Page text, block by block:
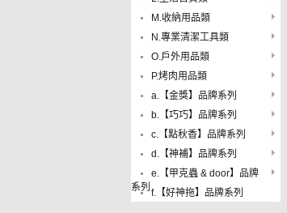
M.收納用品類
N.專業清潔工具類
O.戶外用品類
P.烤肉用品類
a.【金獎】品牌系列
b.【巧巧】品牌系列
c.【點秋香】品牌系列
d.【神補】品牌系列
e.【甲克蟲 & door】品牌
系列 f.【好神拖】品牌系列